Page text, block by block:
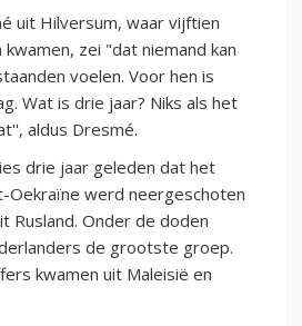
uit Hilversum, waar vijftien
zei "dat niemand kan
voelen. Voor hen is
Wat is drie jaar? Niks als het
aldus Dresmé.
drie jaar geleden dat het
Oekraïne werd neergeschoten
Rusland. Onder de doden
de grootste groep.
kwamen uit Maleisië en